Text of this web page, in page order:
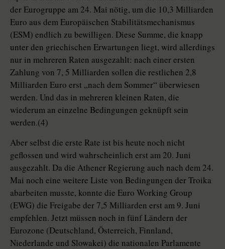
der Eurogruppe am 24. Mai nötig, um die 10,3 Milliarden
Euro aus dem Europäischen Stabilitätsmechanismus
(ESM) endlich zu bewilligen. Diese Summe, die knapp
unter den griechischen Erwartungen liegt, wird allerdings
nur in mehreren Raten ausgezahlt: nach einer ersten
Zahlung von 7, 5 Milliarden sollen die restlichen 2,8
Milliarden Euro erst „nach dem Sommer“ überwiesen
werden. Und das in mehreren kleinen Raten, die
wiederum an einzelne Bedingungen geknüpft sein
werden.(4)
Aber selbst die erste Rate ist bis heute noch nicht
geflossen und wird wahrscheinlich erst am 20. Juni
ausgezahlt. Da die Athener Regierung auch nach dem 24.
Mai noch eine weitere Liste von Bedingungen der Troika
abarbeiten musste, konnte die Euro Working Group
(EWG) die Freigabe der 7,5 Milliarden erst am 9. Juni
empfehlen. Jetzt müssen noch in fünf Ländern der
Eurozone (Deutschland, Österreich, Finnland,
Niederlande und Slowakei) die nationalen Parlamente